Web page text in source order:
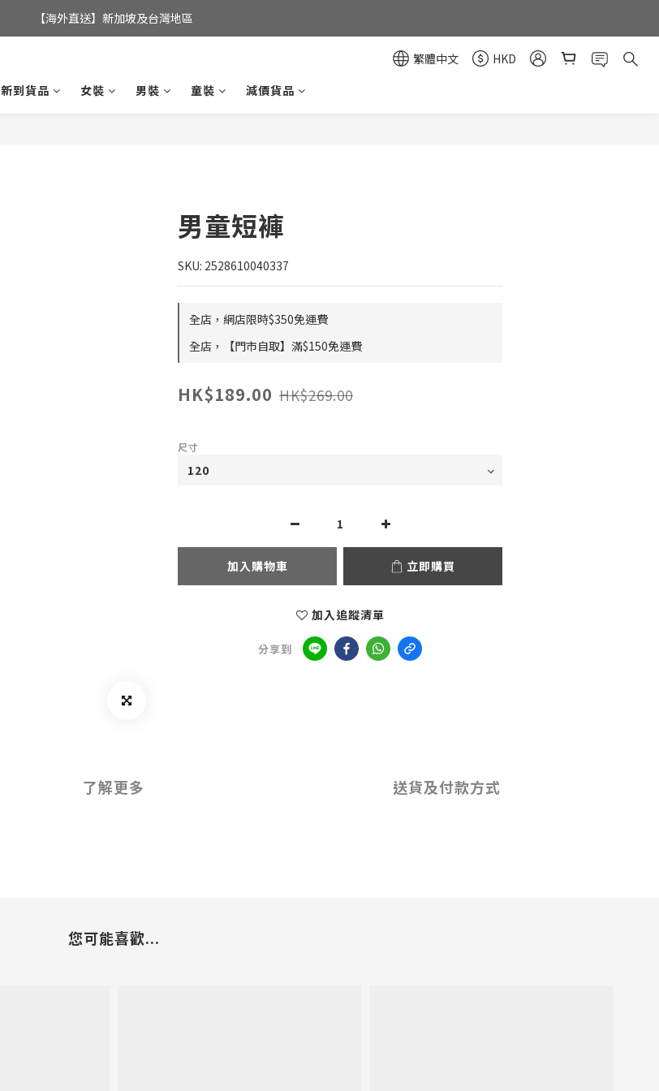
全店滿$350，即可享港澳地區免運費;
【海外直送】新加坡及台灣地區
繁體中文
HKD
新到貨品 女裝 男裝 童裝 減價貨品
男童短褲
SKU: 2528610040337
全店，網店限時$350免運費
全店，【門市自取】滿$150免運費
HK$189.00 HK$269.00
尺寸
加入購物車 立即購買
加入追蹤清單
分享到
了解更多 送貨及付款方式
您可能喜歡...